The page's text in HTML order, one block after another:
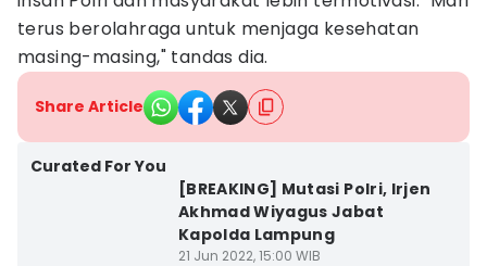
terus berolahraga untuk menjaga kesehatan
masing-masing," tandas dia.
Share Article
Curated For You
[BREAKING] Mutasi Polri, Irjen
Akhmad Wiyagus Jabat
Kapolda Lampung
21 Jun 2022, 15:00 WIB